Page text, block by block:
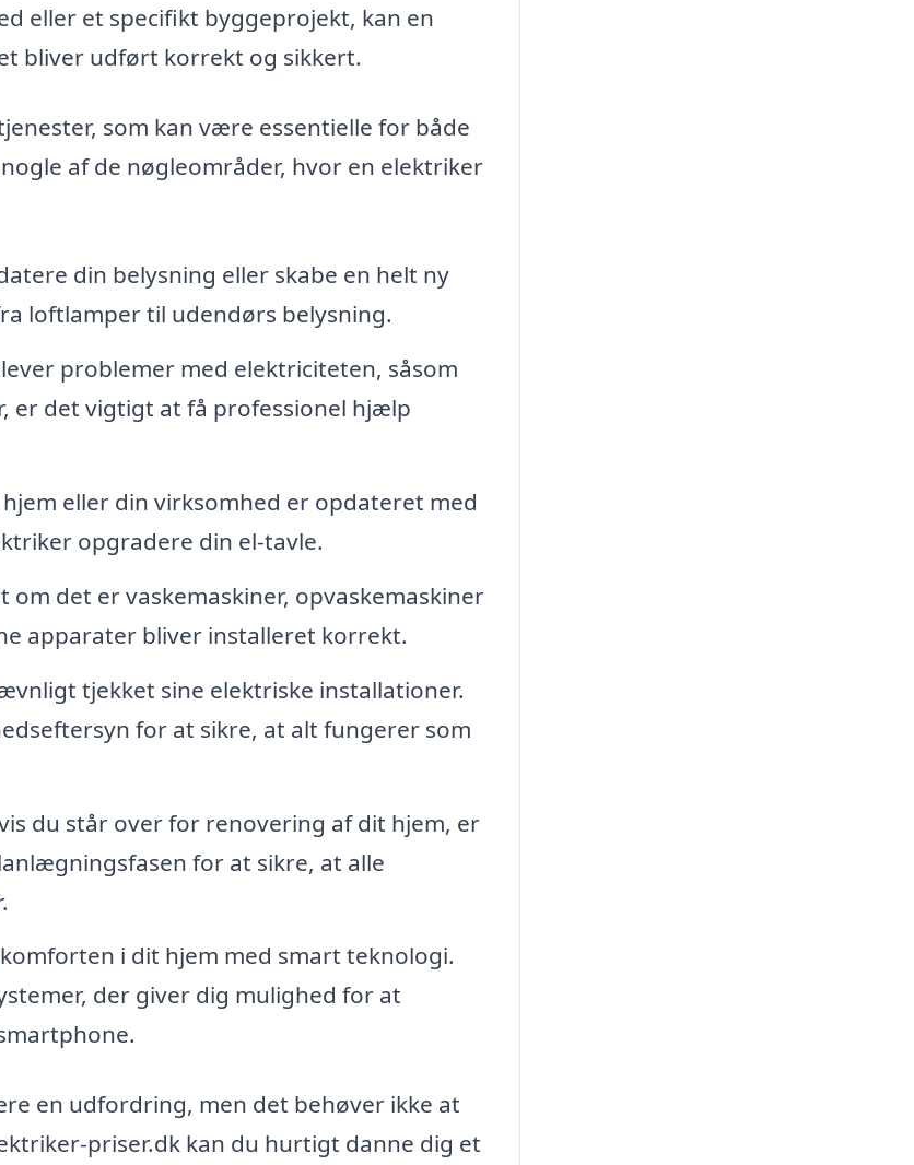
eller et specifikt byggeprojekt, kan en
bliver udført korrekt og sikkert.
som kan være essentielle for både
af de nøgleområder, hvor en elektriker
din belysning eller skabe en helt ny
loftlamper til udendørs belysning.
problemer med elektriciteten, såsom
er det vigtigt at få professionel hjælp
eller din virksomhed er opdateret med
opgradere din el-tavle.
om det er vaskemaskiner, opvaskemaskiner
apparater bliver installeret korrekt.
tjekket sine elektriske installationer.
for at sikre, at alt fungerer som
du står over for renovering af dit hjem, er
for at sikre, at alle
i dit hjem med smart teknologi.
der giver dig mulighed for at
en udfordring, men det behøver ikke at
priser.dk kan du hurtigt danne dig et